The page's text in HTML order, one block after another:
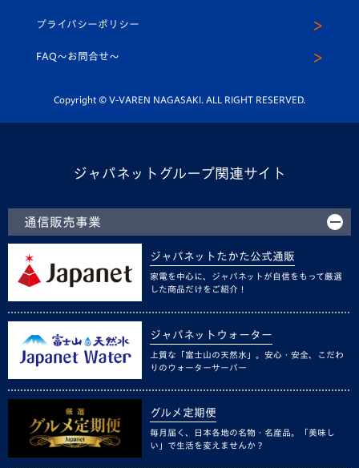
平和祈念活動
ホームタウン活動
スクール
公式LINE＠
プライバシーポリシー
FAQ〜お問合せ〜
Copyright © V-VAREN NAGASAKI. ALL RIGHT RESERVED.
ジャパネットグループ関連サイト
通信販売事業
ジャパネットたかた公式通販
家電を中心に、ジャパネットが自信をもって厳選
した商品だけをご紹介！
ジャパネットウォーター
上質な「富士山の天然水」。安心・安全、こだわ
りのウォーターサーバー
グルメ定期便
毎月届く、日本各地の名物・名産品。「美味し
い」で生活を変えませんか？